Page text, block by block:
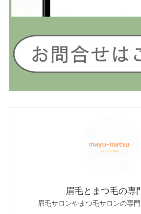
眉毛とまつ毛の専
眉毛サロンやまつ毛サロンの専